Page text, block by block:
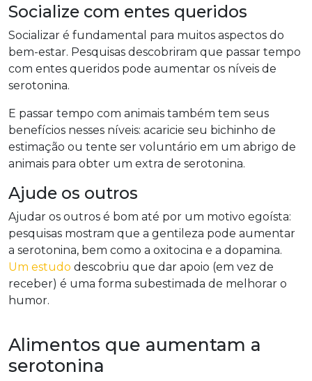
Socialize com entes queridos
Socializar é fundamental para muitos aspectos do
bem-estar. Pesquisas descobriram que passar tempo
com entes queridos pode aumentar os níveis de
serotonina.
E passar tempo com animais também tem seus
benefícios nesses níveis: acaricie seu bichinho de
estimação ou tente ser voluntário em um abrigo de
animais para obter um extra de serotonina.
Ajude os outros
Ajudar os outros é bom até por um motivo egoísta:
pesquisas mostram que a gentileza pode aumentar
a serotonina, bem como a oxitocina e a dopamina.
Um estudo descobriu que dar apoio (em vez de
receber) é uma forma subestimada de melhorar o
humor.
Alimentos que aumentam a
serotonina